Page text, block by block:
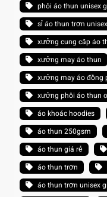
phôi áo thun unisex
sỉ áo thun trơn
xưởng cung cấp áo
xưởng may áo thun
xưởng may áo đồng
xưởng phôi áo thun
áo khoác hoodies
áo thun 250gsm
áo thun giá rẻ
áo thun trơn
áo thun trơn unisex